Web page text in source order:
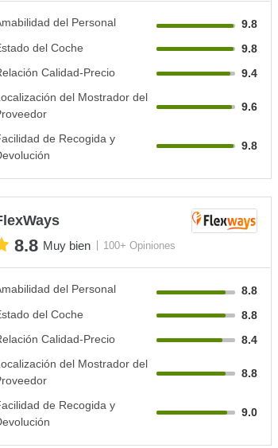
del Personal
9.8
del Coche
9.8
Calidad-Precio
9.4
del Mostrador del
9.6
de Recogida y
9.8
8.8 Muy bien 100+ Opiniones
del Personal
8.8
del Coche
8.8
Calidad-Precio
8.4
del Mostrador del
8.8
de Recogida y
9.0